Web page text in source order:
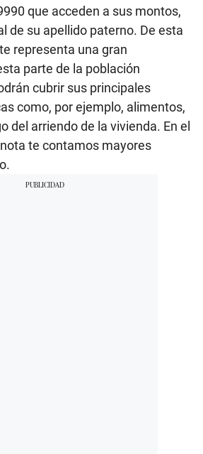
que acceden a sus montos,
de su apellido paterno. De esta
representa una gran
parte de la población
cubrir sus principales
como, por ejemplo, alimentos,
del arriendo de la vivienda. En el
te contamos mayores